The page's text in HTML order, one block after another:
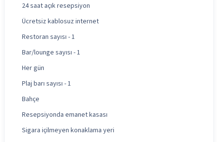
24 saat açık resepsiyon
Ücretsiz kablosuz internet
Restoran sayısı - 1
Bar/lounge sayısı - 1
Her gün
Plaj barı sayısı - 1
Bahçe
Resepsiyonda emanet kasası
Sigara içilmeyen konaklama yeri